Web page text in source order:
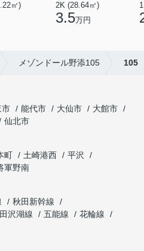
㎡)
2K (28.64㎡)
3.5万円
メゾンドール野添105 105
市 能代市 大仙市
大館市
仙北市
町 土崎港西
平沢
軍野南
秋田新幹線
田沢湖線 五能線
花輪線